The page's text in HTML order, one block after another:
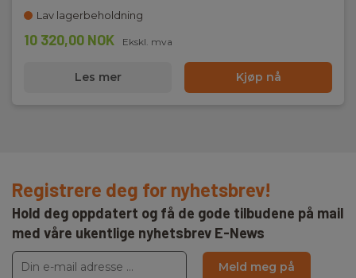
Lav lagerbeholdning
10 320,00 NOK Ekskl. mva
Les mer Kjøp nå
Registrere deg for nyhetsbrev!
Hold deg oppdatert og få de gode tilbudene på mail
med våre ukentlige nyhetsbrev E-News
Meld meg på